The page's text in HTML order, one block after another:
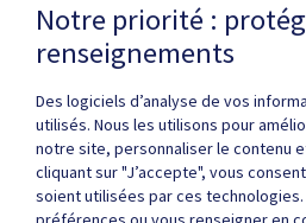
Politique de confidentialité
Droits
Zone partenaires
Médias
Notre priorité :
renseignements
Des logiciels d’analyse de vos
utilisés. Nous les utilisons pour
notre site, personnaliser le contenu
cliquant sur "J’accepte", vous
soient utilisées par ces